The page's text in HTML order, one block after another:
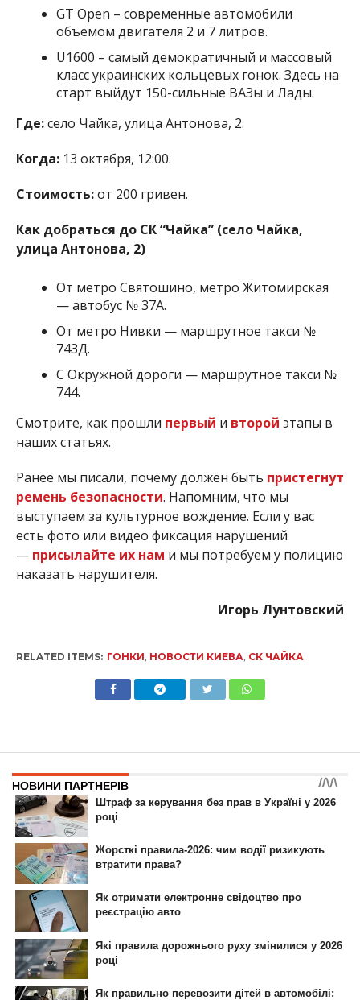
GT Open – современные автомобили
объемом двигателя 2 и 7 литров.
U1600 – самый демократичный и массовый
класс украинских кольцевых гонок. Здесь на
старт выйдут 150-сильные ВАЗы и Лады.
Где:село Чайка, улица Антонова, 2.
Когда: 13 октября, 12:00.
Стоимость:от 200 гривен.
Как добраться до СК “Чайка” (село Чайка,
улица Антонова, 2)
От метро Святошино, метро Житомирская
— автобус № 37А.
От метро Нивки — маршрутное такси №
743Д.
С Окружной дороги — маршрутное такси №
744.
Смотрите, как прошли первый и второй этапы в
наших статьях.
Ранее мы писали, почему должен быть пристегнут
ремень безопасности. Напомним, что мы
выступаем за культурное вождение. Если у вас
есть фото или видео фиксация нарушений
— присылайте их нам и мы потребуем у полицию
наказать нарушителя.
Игорь Лунтовский
RELATED ITEMS: ГОНКИ, НОВОСТИ КИЕВА, СК ЧАЙКА